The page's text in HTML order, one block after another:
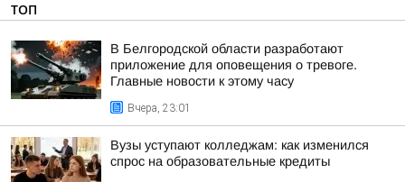
ТОП
В Белгородской области разработают
приложение для оповещения о тревоге.
Главные новости к этому часу
Вчера, 23:01
Вузы уступают колледжам: как изменился
спрос на образовательные кредиты